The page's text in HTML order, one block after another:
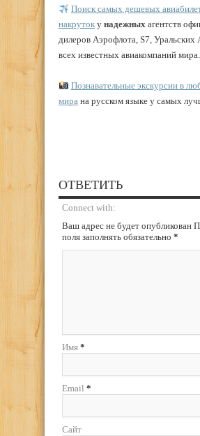
Поиск самых дешевых
накруток у надежных агентств
дилеров Аэрофлота, S7, Уральских
всех известных авиакомпаний мира.
Познавательные экскурсии в
мира на русском языке у самых
ОТВЕТИТЬ
Connect with:
Ваш адрес не будет опубликован
поля заполнять обязательно *
Имя *
Email *
Сайт